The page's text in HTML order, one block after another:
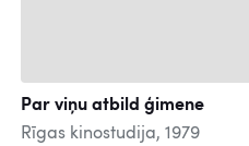
Par viņu atbild ģimene
Rīgas kinostudija, 1979